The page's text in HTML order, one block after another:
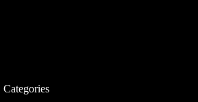
Categories